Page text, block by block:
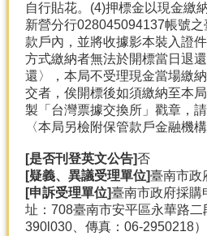
自行貼花。(4)押標金以現金繳
新營分行028045094137帳號
款戶內，並將收據影本裝入證
方式繳納者無法於開標當日退
還〉，本局不受理現金當場繳
交者，俟開標後如須繳納至本
製「台灣票據交換所」戳章，
〈本局另檢附保管款戶金融機
[是否刊登英文公告]否
[疑義、異議受理單位]臺南市政
[申訴受理單位]臺南市政府採購
址：708臺南市安平區永華路
390l030、傳真：06-2950218）